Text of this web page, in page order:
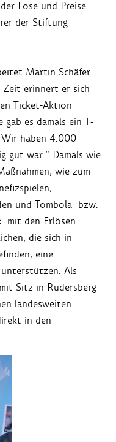
Lose und Preise:
der Stiftung
Martin Schäfer
Zeit erinnert er sich
Ticket-Aktion
es damals ein T-
haben 4.000
gut war.“ Damals wie
wie zum
und Tombola- bzw.
mit den Erlösen
die sich in
eine
Als
Sitz in Rudersberg
landesweiten
in den